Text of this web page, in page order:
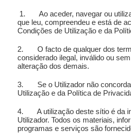
1. Ao aceder, navegar ou
que leu, compreendeu e está de
Condições de Utilização e da
2. O facto de qualquer dos
considerado ilegal, inválido ou
alteração dos demais.
3. Se o Utilizador não
Utilização e da Política de
4. A utilização deste sítio é da
Utilizador. Todos os materiais,
programas e serviços são